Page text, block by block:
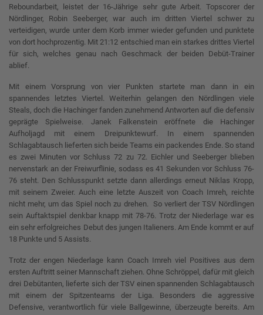
Reboundarbeit, leistet der 16-Jährige sehr gute Arbeit. Topscorer der
Nördlinger, Robin Seeberger, war auch im dritten Viertel schwer zu
verteidigen, wurde unter dem Korb immer wieder gefunden und punktete
von dort hochprozentig. Mit 21:12 entschied man ein starkes drittes Viertel
für sich, welches genau nach Geschmack der beiden Debüt-Trainer
ablief.
Mit einem Vorsprung von vier Punkten startete man dann in ein
spannendes letztes Viertel. Weiterhin gelangen den Nördlingen viele
Steals, doch die Hachinger fanden zunehmend Antworten auf die defensiv
geprägte Spielweise. Janek Falkenstein eröffnete die Hachinger
Aufholjagd mit einem Dreipunktewurf. In einem spannenden
Schlagabtausch lieferten sich beide Teams ein packendes Ende. So stand
es zwei Minuten vor Schluss 72 zu 72. Eichler und Seeberger blieben
nervenstark an der Freiwurflinie, sodass es 41 Sekunden vor Schluss 76-
76 steht. Den Schlusspunkt setzte dann allerdings erneut Niklas Kropp,
mit seinem Zweier. Auch eine letzte Auszeit von Coach Imreh, reichte
nicht mehr, um das Spiel noch zu drehen. So verliert der TSV Nördlingen
sein Auftaktspiel denkbar knapp mit 78-76. Trotz der Niederlage war es
ein sehr erfolgreiches Debut des jungen Italieners. Am Ende kommt er auf
18 Punkte und 5 Assists.
Trotz der engen Niederlage kann Coach Imreh viel Positives aus dem
ersten Auftritt seiner Mannschaft ziehen. Ohne Schröppel, dafür mit gleich
drei Debütanten, lieferte sich der TSV einen spannenden Schlagabtausch
mit einem der Spitzenteams der Liga. Besonders die aggressive
Defensive, verantwortlich für viele Ballgewinne, überzeugte bereits. Am